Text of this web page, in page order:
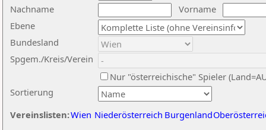
Nachname
Vorname
Ebene
Sortierung
Bundesland
Spgem./Kreis/Verein
Nur "österreichische" Spieler
Vereinslisten:Wien Niederösterreich Burgenland